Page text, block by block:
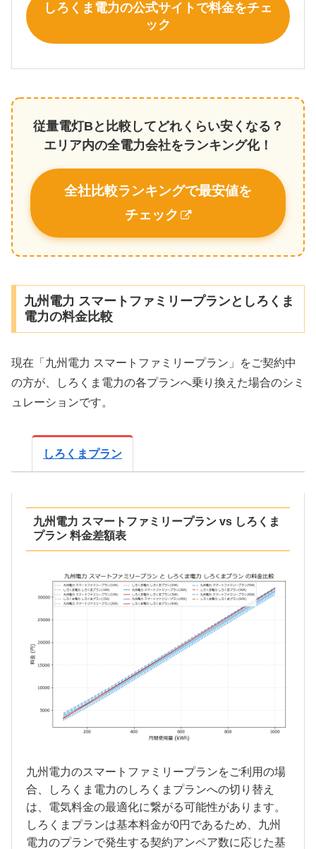
しろくま電力の公式サイトで料金をチェ
ック
従量電灯Bと比較してどれくらい安くなる？
エリア内の全電力会社をランキング化！
全社比較ランキングで最安値を
チェック
九州電力 スマートファミリープランとしろくま
電力の料金比較
現在「九州電力 スマートファミリープラン」をご契約中
の方が、しろくま電力の各プランへ乗り換えた場合のシミ
ュレーションです。
しろくまプラン
九州電力 スマートファミリープラン vs しろくま
プラン 料金差額表
九州電力のスマートファミリープランをご利用の場
合、しろくま電力のしろくまプランへの切り替え
は、電気料金の最適化に繋がる可能性があります。
しろくまプランは基本料金が0円であるため、九州
電力のプランで発生する契約アンペア数に応じた基